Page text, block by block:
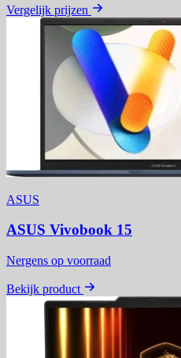
Vergelijk prijzen
ASUS
ASUS Vivobook 15
Nergens op voorraad
Bekijk product